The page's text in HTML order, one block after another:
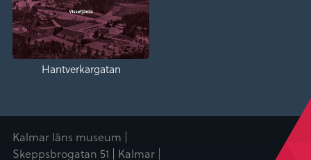
Hantverkargatan
Kalmar läns museum |
Skeppsbrogatan 51 | Kalmar |